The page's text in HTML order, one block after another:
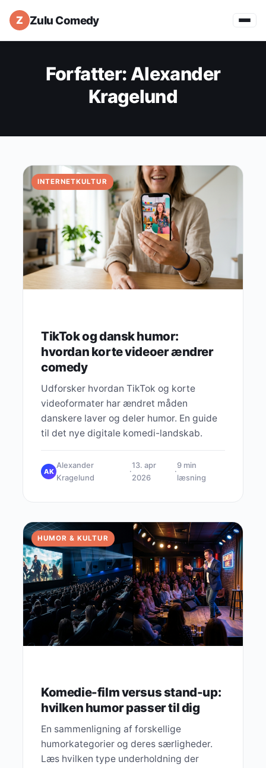
Zulu Comedy
Forfatter: Alexander
Kragelund
INTERNETKULTUR
TikTok og dansk humor:
hvordan korte videoer ændrer
comedy
Udforsker hvordan TikTok og korte
videoformater har ændret måden
danskere laver og deler humor. En guide
til det nye digitale komedi-landskab.
AK
Alexander
Kragelund
·
13. apr
2026
·
9 min
læsning
HUMOR & KULTUR
Komedie-film versus stand-up:
hvilken humor passer til dig
En sammenligning af forskellige
humorkategorier og deres særligheder.
Læs hvilken type underholdning der